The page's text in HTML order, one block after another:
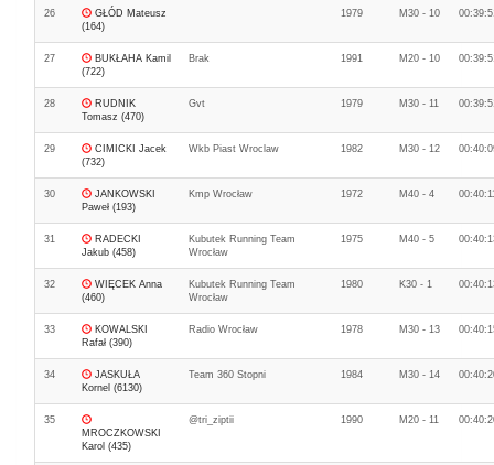
26
GŁÓD Mateusz
(164)
1979 M30 - 10
27
BUKŁAHA Kamil
(722)
Brak 1991 M20 - 10
28
RUDNIK
Tomasz (470)
Gvt 1979 M30 - 11
29
CIMICKI Jacek
(732)
Wkb Piast Wroclaw 1982 M30 - 12
30
JANKOWSKI
Paweł (193)
Kmp Wrocław 1972 M40 - 4
31
RADECKI
Jakub (458)
Kubutek Running Team
Wrocław
1975 M40 - 5
32
WIĘCEK Anna
(460)
Kubutek Running Team
Wrocław
1980 K30 - 1
33
KOWALSKI
Rafał (390)
Radio Wrocław 1978 M30 - 13
34
JASKUŁA
Kornel (6130)
Team 360 Stopni 1984 M30 - 14
35
MROCZKOWSKI
Karol (435)
@tri_ziptii 1990 M20 - 11